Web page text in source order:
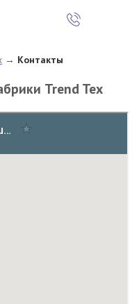
→ Контакты
Trend Tex